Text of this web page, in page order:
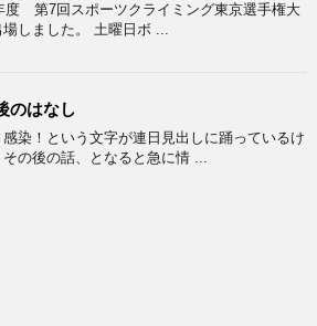
度 第7回スポーツクライミング東京選手権大
場しました。 土曜日ボ ...
のはなし
染！という文字が連日見出しに踊っているけ
その後の話、となると急に情 ...